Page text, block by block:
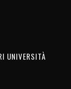
UNIVERSITÀ